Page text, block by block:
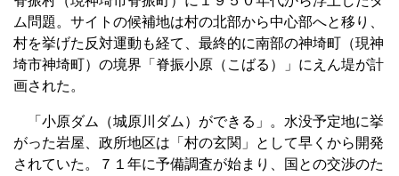
ム問題。サイトの候補地は村の北部から中心部へと移り、
村を挙げた反対運動も経て、最終的に南部の神埼町（現神
埼市神埼町）の境界「脊振小原（こばる）」にえん堤が計
画された。
「小原ダム（城原川ダム）ができる」。水没予定地に挙
がった岩屋、政所地区は「村の玄関」として早くから開発
されていた。７１年に予備調査が始まり、国との交渉のた